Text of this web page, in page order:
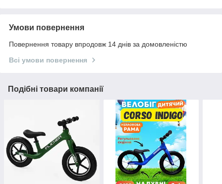
Умови повернення
Повернення товару впродовж 14 днів за домовленістю
Всі умови повернення
Подібні товари компанії